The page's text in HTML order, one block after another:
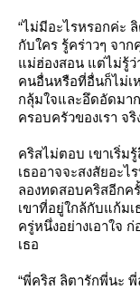
“ไม่มีอะไรหรอกค่ะ
กับใคร รู้คร่าวๆ จา
ม่ฮ่องสอน แต่ไม่รู้ว่
คนอื่นหรือที่อื่นก็ไม่เ
กลุ้มใจและอึดอัดมา
ครอบครัวของเรา จริ
คริสไม่ตอบ เขาเริ่ม
เธออาจจะสงสัยอะไ
ลองทดสอบคริสอีกค
เขาที่อยู่ใกล้กับแก้ม
ครู่หนึ่งอย่างเอาใจ
เธอ
“พี่คริส ลิตารักพี่นะ พี่